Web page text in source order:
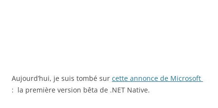
Aujourd’hui, je suis tombé sur cette annonce de Microsoft
: la première version bêta de .NET Native.